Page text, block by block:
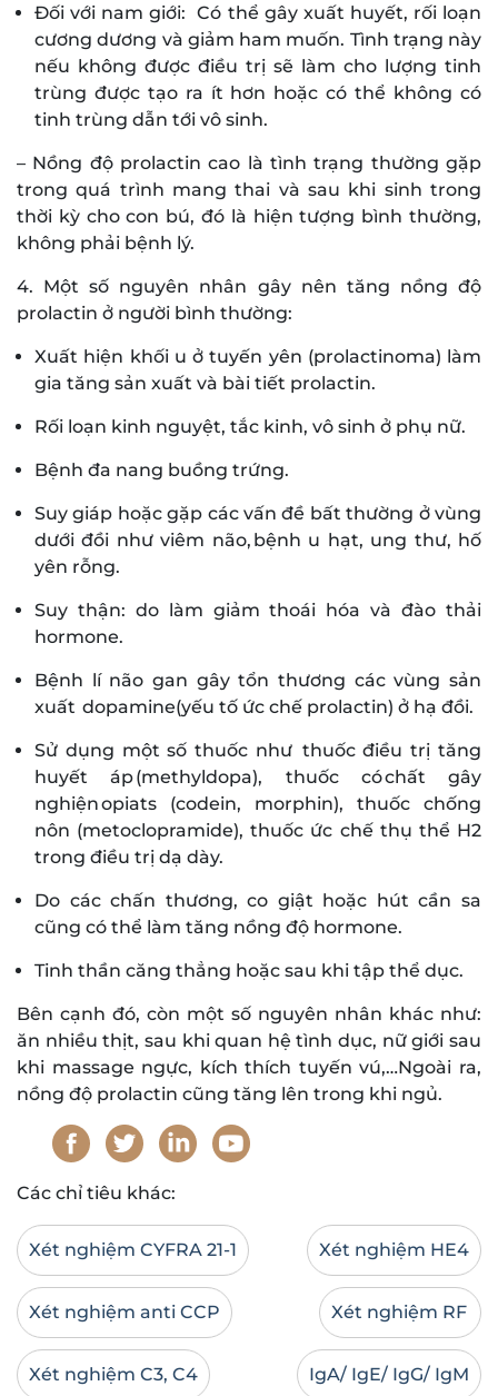
Đối với nam giới: Có thể gây xuất huyết, rối loạn
cương dương và giảm ham muốn. Tình trạng này
nếu không được điều trị sẽ làm cho lượng tinh
trùng được tạo ra ít hơn hoặc có thể không có
tinh trùng dẫn tới vô sinh.
– Nồng độ prolactin cao là tình trạng thường gặp
trong quá trình mang thai và sau khi sinh trong
thời kỳ cho con bú, đó là hiện tượng bình thường,
không phải bệnh lý.
4. Một số nguyên nhân gây nên tăng nồng độ
prolactin ở người bình thường:
Xuất hiện khối u ở tuyến yên (prolactinoma) làm
gia tăng sản xuất và bài tiết prolactin.
Rối loạn kinh nguyệt, tắc kinh, vô sinh ở phụ nữ.
Bệnh đa nang buồng trứng.
Suy giáp hoặc gặp các vấn đề bất thường ở vùng
dưới đồi như viêm não, bệnh u hạt, ung thư, hố
yên rỗng.
Suy thận: do làm giảm thoái hóa và đào thải
hormone.
Bệnh lí não gan gây tổn thương các vùng sản
xuất dopamine(yếu tố ức chế prolactin) ở hạ đồi.
Sử dụng một số thuốc như thuốc điều trị tăng
huyết áp (methyldopa), thuốc có chất gây
nghiện opiats (codein, morphin), thuốc chống
nôn (metoclopramide), thuốc ức chế thụ thể H2
trong điều trị dạ dày.
Do các chấn thương, co giật hoặc hút cần sa
cũng có thể làm tăng nồng độ hormone.
Tinh thần căng thẳng hoặc sau khi tập thể dục.
Bên cạnh đó, còn một số nguyên nhân khác như:
ăn nhiều thịt, sau khi quan hệ tình dục, nữ giới sau
khi massage ngực, kích thích tuyến vú,…Ngoài ra,
nồng độ prolactin cũng tăng lên trong khi ngủ.
Các chỉ tiêu khác:
Xét nghiệm CYFRA 21-1 Xét nghiệm HE4
Xét nghiệm anti CCP Xét nghiệm RF
Xét nghiệm C3, C4 IgA/ IgE/ IgG/ IgM